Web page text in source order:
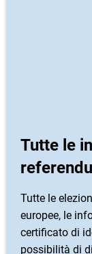
Tutte le
Tutte le
europee, le
certificato di
possibilità di